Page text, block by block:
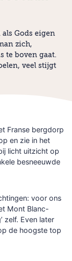
Gods eigen
zich,
te boven gaat.
veel stijgt
Franse bergdorp
en zie in het
licht uitzicht op
besneeuwde
voor ons
Mont Blanc-
zelf. Even later
de hoogste top